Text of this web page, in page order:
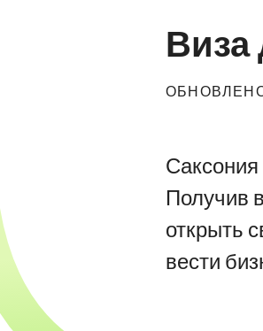
Виза
Получив
открыть
вести